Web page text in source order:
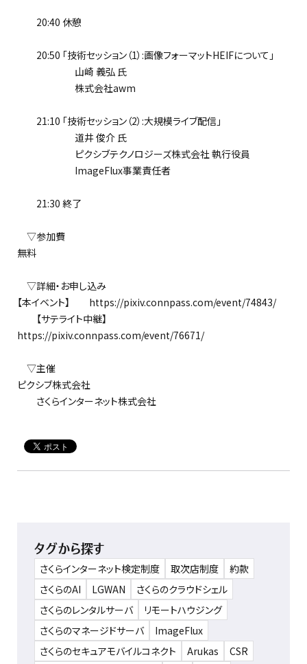
20:40 休憩
20:50 「技術セッション（1）:画像フォーマットHEIFについて」
山崎 義弘 氏
株式会社awm
21:10 「技術セッション（2）:大規模ライブ配信」
道井 俊介 氏
ピクシブテクノロジーズ株式会社 執行役員
ImageFlux事業責任者
21:30 終了
▽参加費
無料
▽詳細・お申し込み
【本イベント】 https://pixiv.connpass.com/event/74843/
【サテライト中継】
https://pixiv.connpass.com/event/76671/
▽主催
ピクシブ株式会社
さくらインターネット株式会社
タグから探す
さくらインターネット検定制度 取次店制度
約款
さくらのAI
LGWAN
さくらのクラウドシェル
さくらのレンタルサーバ
リモートハウジング
さくらのマネージドサーバ
ImageFlux
さくらのセキュアモバイルコネクト
Arukas
CSR